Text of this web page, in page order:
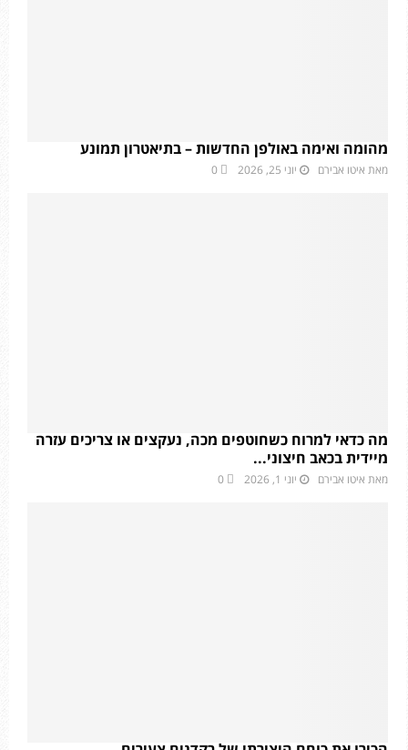
מהומה ואימה באולפן החדשות – בתיאטרון תמונע
מאת איטו אבירם יוני 25, 2026 0
מה כדאי למרוח כשחוטפים מכה, נעקצים או צריכים עזרה
מיידית בכאב חיצוני...
מאת איטו אבירם יוני 1, 2026 0